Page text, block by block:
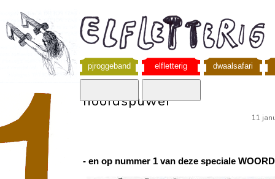
pjroggeband elfletterig dwaalsafari
hoofdspuwer
11
- en op nummer 1 van deze speciale